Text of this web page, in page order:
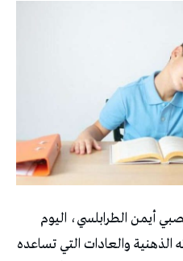
أيمن الطرابلسي، اليوم
الذهنية والعادات التي تساعده